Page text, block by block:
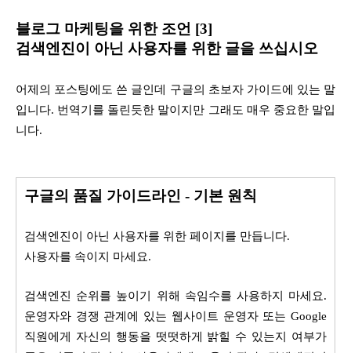
블로그 마케팅을 위한 조언 [3]
검색엔진이 아닌 사용자를 위한 글을 쓰십시오
어제의 포스팅에도 쓴 글인데 구글의 초보자 가이드에 있는 말
입니다. 번역기를 돌린듯한 말이지만 그래도 매우 중요한 말입
니다.
구글의 품질 가이드라인 - 기본 원칙
검색엔진이 아닌 사용자를 위한 페이지를 만듭니다.
사용자를 속이지 마세요.
검색엔진 순위를 높이기 위해 속임수를 사용하지 마세요.
운영자와 경쟁 관계에 있는 웹사이트 운영자 또는 Google
직원에게 자신의 행동을 떳떳하게 밝힐 수 있는지 여부가